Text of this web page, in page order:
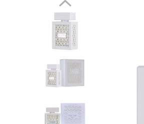
Parfumuri Barbati
Parfumuri Unisex
Tipuri Parfumuri
Parfumuri Citrice
Parfumuri Condimentate
Parfumuri Dulci
Parfumuri Exotice